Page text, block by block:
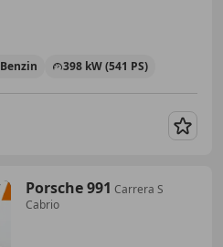
Benzin 398 kW (541 PS)
Porsche 991 Carrera S
Cabrio